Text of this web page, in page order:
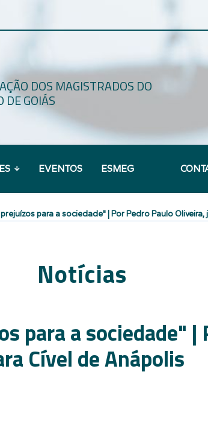
DOS MAGISTRADOS DO
DE GOIÁS
EVENTOS ESMEG
Notícias
para a sociedade" | Por Pedro Paulo
para a sociedade" |
Cível de Anápolis